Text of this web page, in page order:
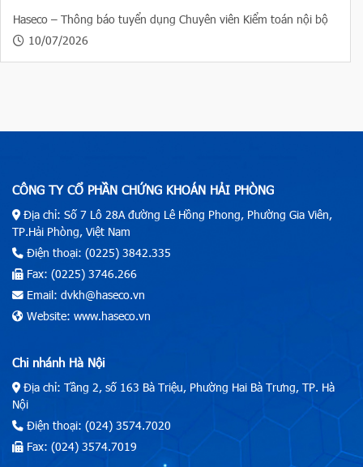
Haseco – Thông báo tuyển dụng Chuyên viên Kiểm toán nội bộ
10/07/2026
CÔNG TY CỔ PHẦN CHỨNG KHOÁN HẢI PHÒNG
Địa chỉ: Số 7 Lô 28A đường Lê Hồng Phong, Phường Gia Viên,
TP.Hải Phòng, Việt Nam
Điện thoại: (0225) 3842.335
Fax: (0225) 3746.266
Email: dvkh@haseco.vn
Website: www.haseco.vn
Chi nhánh Hà Nội
Địa chỉ: Tầng 2, số 163 Bà Triệu, Phường Hai Bà Trưng, TP. Hà
Nội
Điện thoại: (024) 3574.7020
Fax: (024) 3574.7019